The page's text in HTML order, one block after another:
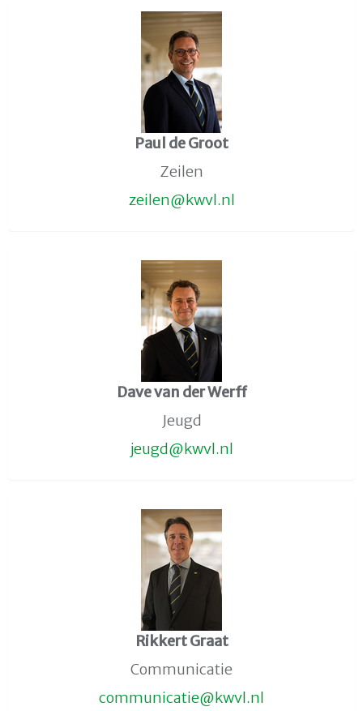
Paul de Groot
Zeilen
neliez@kwvl.nl
Dave van der Werff
Jeugd
dguej@kwvl.nl
Rikkert Graat
Communicatie
eitacinummoc@kwvl.nl